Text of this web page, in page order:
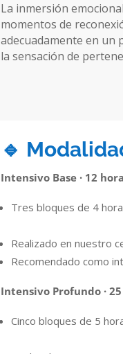
La inmersión
momentos de
adecuadamente en un
la sensación de
🔹
Intensivo Base · 12
Tres bloques de 4
Realizado en nuestro
Recomendado como
Intensivo Profundo ·
Cinco bloques de 5